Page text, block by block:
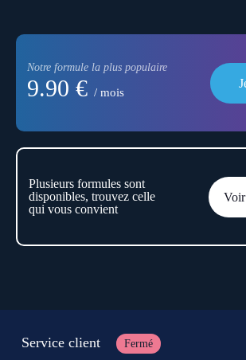
Notre formule la plus populaire
9.90 € / mois
Plusieurs formules sont
disponibles, trouvez celle
qui vous convient
Service client Fermé